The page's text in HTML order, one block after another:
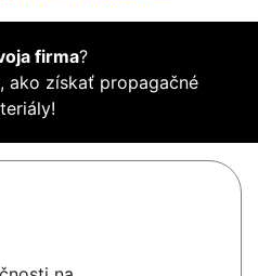
firma?
ako získať propagačné